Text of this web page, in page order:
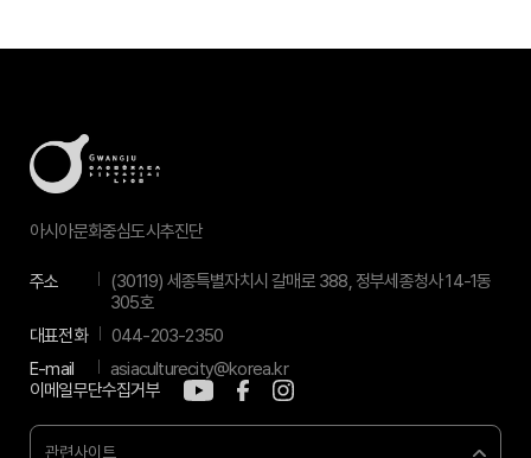
아시아문화중심도시추진단
주소
(30119) 세종특별자치시 갈매로 388, 정부세종청사 14-1동
305호
대표전화
044-203-2350
E-mail
asiaculturecity@korea.kr
이메일무단수집거부
관련사이트